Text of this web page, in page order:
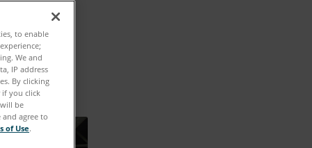
to enable
We and
IP address
By clicking
if you click
be
and agree to
of Use.